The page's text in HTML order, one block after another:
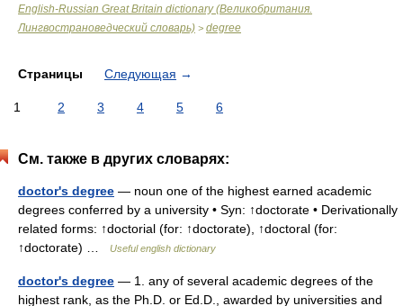
English-Russian Great Britain dictionary (Великобритания.
Лингвострановедческий словарь) > degree
Страницы Следующая →
1 2 3 4 5 6
См. также в других словарях:
doctor's degree — noun one of the highest earned academic
degrees conferred by a university • Syn: ↑doctorate • Derivationally
related forms: ↑doctorial (for: ↑doctorate), ↑doctoral (for:
↑doctorate) …
Useful english dictionary
doctor's degree — 1. any of several academic degrees of the
highest rank, as the Ph.D. or Ed.D., awarded by universities and